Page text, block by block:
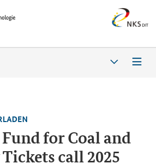
Fund for Coal and
call 2025